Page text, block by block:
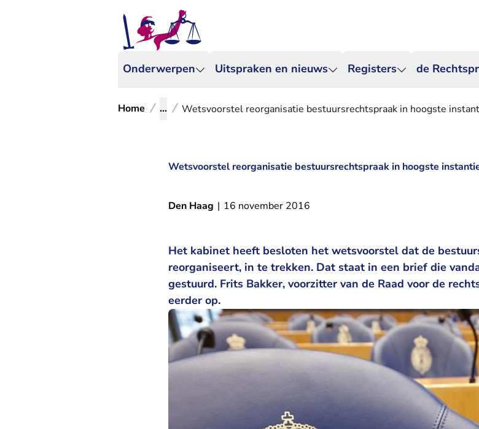
Onderwerpen Uitspraken en nieuws Registers de
Home ... Wetsvoorstel reorganisatie bestuursrechtspraak in hoogste
Wetsvoorstel reorganisatie bestuursrechtspraak in hoogste
Den Haag | 16 november 2016
Het kabinet heeft besloten het wetsvoorstel dat de
reorganiseert, in te trekken. Dat staat in een brief die
gestuurd. Frits Bakker, voorzitter van de Raad voor de
eerder op.